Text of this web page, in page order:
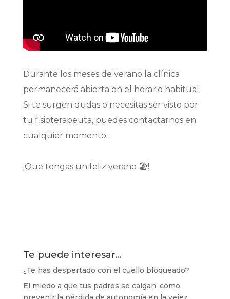
Durante los meses de verano la clínica
permanecerá abierta en el horario habitual.
Si te surgen dudas o necesitas ser visto por
tu fisioterapeuta, puedes contactarnos en
cualquier momento.
¡Que tengas un feliz verano 🏖!
Te puede interesar…
¿Te has despertado con el cuello bloqueado?
El miedo a que tus padres se caigan: cómo